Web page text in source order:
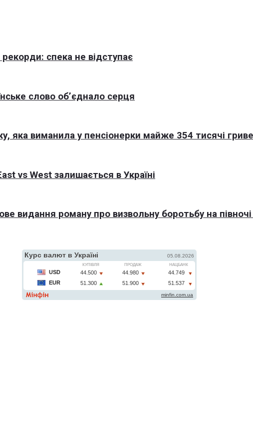
спека не відступає
слово об’єднало серця
яка виманила у пенсіонерки майже 354 тисячі
vs West залишається в Україні
видання роману про визвольну боротьбу на